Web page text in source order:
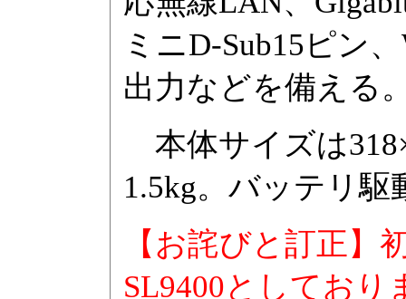
ミニD-Sub15ピン
出力などを備える
本体サイズは
1.5kg。バッテリ駆
【お詫びと訂正】
SL9400としており